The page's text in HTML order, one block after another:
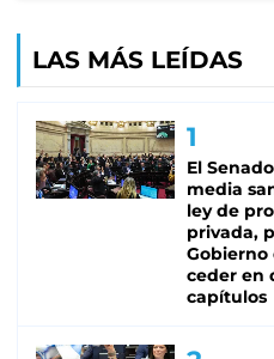
LAS MÁS LEÍDAS
El
media
ley de
privada,
Gobierno
ceder en
capítulos